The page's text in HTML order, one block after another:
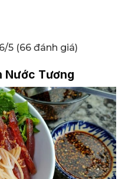
5 (66 đánh giá)
Nước Tương